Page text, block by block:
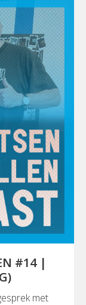
#14 |
met